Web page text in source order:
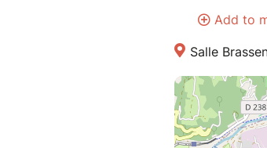
Add to
Salle